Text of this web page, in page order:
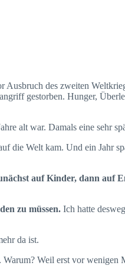
Ausbruch des zweiten
gestorben. Hunger,
alt war. Damals eine sehr
die Welt kam. Und ein Jahr
auf Kinder, dann auf
zu müssen. Ich hatte
da ist.
Weil erst vor wenigen